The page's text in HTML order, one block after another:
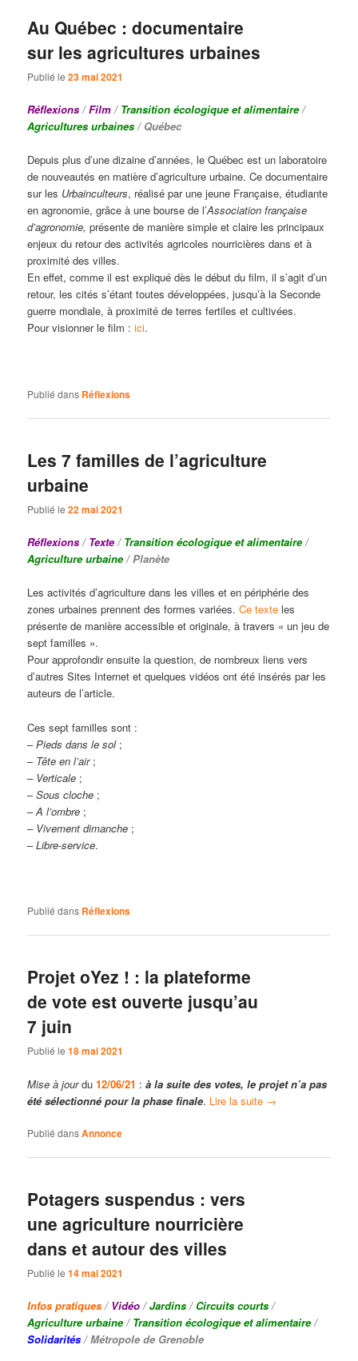
Au Québec : documentaire
sur les agricultures urbaines
Publié le23 mai 2021
Réflexions / Film / Transition écologique et alimentaire /
Agricultures urbaines / Québec
Depuis plus d’une dizaine d’années, le Québec est un laboratoire
de nouveautés en matière d’agriculture urbaine. Ce documentaire
sur les Urbainculteurs, réalisé par une jeune Française, étudiante
en agronomie, grâce à une bourse de l’Association française
d’agronomie, présente de manière simple et claire les principaux
enjeux du retour des activités agricoles nourricières dans et à
proximité des villes.
En effet, comme il est expliqué dès le début du film, il s’agit d’un
retour, les cités s’étant toutes développées, jusqu’à la Seconde
guerre mondiale, à proximité de terres fertiles et cultivées.
Pour visionner le film :ici.
Publié dans Réflexions
Les 7 familles de l’agriculture
urbaine
Publié le22 mai 2021
Réflexions / Texte / Transition écologique et alimentaire /
Agriculture urbaine / Planète
Les activités d’agriculture dans les villes et en périphérie des
zones urbaines prennent des formes variées.Ce texte les
présente de manière accessible et originale, à travers « un jeu de
sept familles ».
Pour approfondir ensuite la question, de nombreux liens vers
d’autres Sites Internet et quelques vidéos ont été insérés par les
auteurs de l’article.
Ces sept familles sont :
–Pieds dans le sol;
– Tête en l’air;
– Verticale ;
–Sous cloche ;
–A l’ombre ;
– Vivement dimanche ;
–Libre-service.
Publié dans Réflexions
Projet oYez ! : la plateforme
de vote est ouverte jusqu’au
7 juin
Publié le18 mai 2021
Mise à jourdu12/06/21 :à la suite des votes, le projet n’a pas
été sélectionné pour la phase finale. Lire la suite →
Publié dansAnnonce
Potagers suspendus : vers
une agriculture nourricière
dans et autour des villes
Publié le14 mai 2021
Infos pratiques /Vidéo / Jardins / Circuits courts /
Agriculture urbaine / Transition écologique et alimentaire /
Solidarités/ Métropole de Grenoble